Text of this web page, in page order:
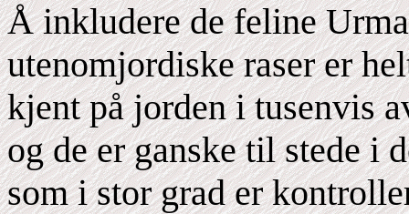
Å inkludere de feline
utenomjordiske raser er
kjent på jorden i tusenvis
og de er ganske til stede i
som i stor grad er